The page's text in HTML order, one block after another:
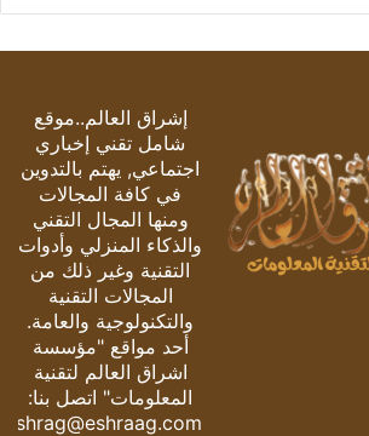
إشراق العالم..موقع
شامل تقني إخباري
اجتماعي, يهتم بالتدوين
في كافة المجالات
ومنها المجال التقني
والذكاء المنزلي وأدوات
التقنية وغير ذلك من
المجالات التقنية
والتكنولوجية والعامة.
أحد مواقع "مؤسسة
اشراق العالم لتقنية
المعلومات" اتصل بنا:
eshrag@eshraag.com